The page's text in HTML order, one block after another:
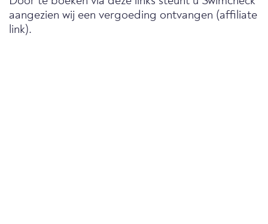
aangezien wij een vergoeding ontvangen (affiliate
link).